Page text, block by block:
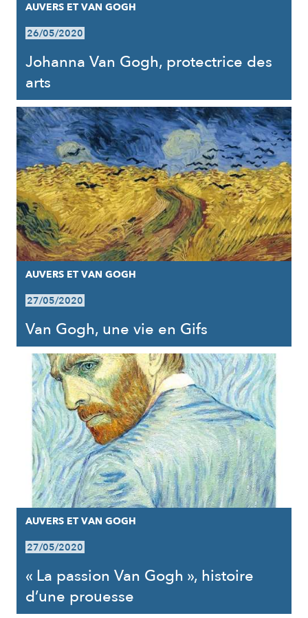
AUVERS ET VAN GOGH
26/05/2020
Johanna Van Gogh, protectrice des
arts
AUVERS ET VAN GOGH
27/05/2020
Van Gogh, une vie en Gifs
AUVERS ET VAN GOGH
27/05/2020
« La passion Van Gogh », histoire
d’une prouesse